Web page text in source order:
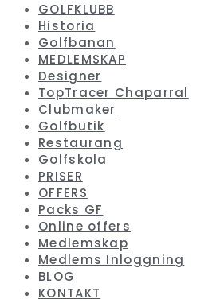
GOLFKLUBB
Historia
Golfbanan
MEDLEMSKAP
Designer
TopTracer Chaparral
Clubmaker
Golfbutik
Restaurang
Golfskola
PRISER
OFFERS
Packs GF
Online offers
Medlemskap
Medlems Inloggning
BLOG
KONTAKT